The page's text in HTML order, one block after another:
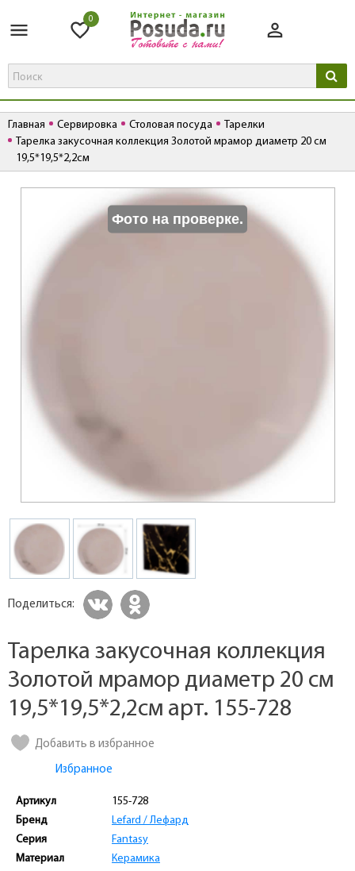
0
Главная Сервировка Столовая посуда
Тарелки
Тарелка закусочная коллекция Золотой мрамор диаметр 20 см
19,5*19,5*2,2см
Фото на проверке.
Поделиться:
Тарелка закусочная коллекция
Золотой мрамор диаметр 20 см
19,5*19,5*2,2см арт. 155-728
Добавить в избранное
Избранное
Артикул
155-728
Бренд
Lefard / Лефард
Серия
Fantasy
Материал
Керамика